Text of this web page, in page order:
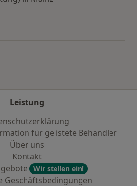
Leistung
für gelistete Behandler
Über uns
Kontakt
Wir stellen ein!
Geschäftsbedingungen